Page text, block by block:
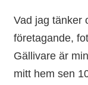
Vad jag tänker
företagande,
Gällivare är
mitt hem sen